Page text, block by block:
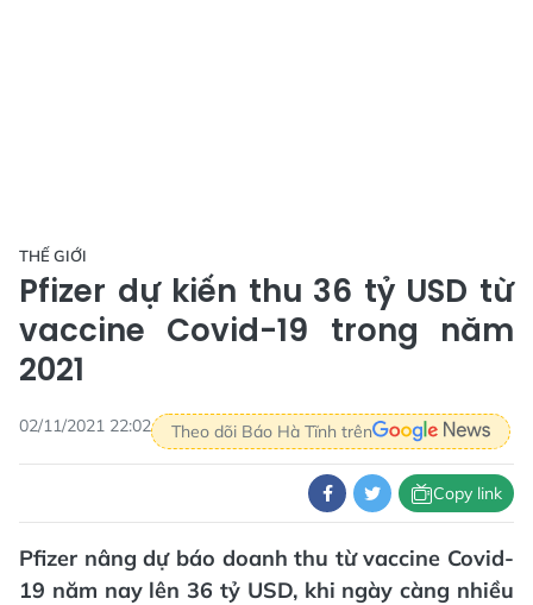
THẾ GIỚI
Pfizer dự kiến thu 36 tỷ USD từ
vaccine Covid-19 trong năm
2021
02/11/2021 22:02 Theo dõi Báo Hà Tĩnh trên
Copy link
Pfizer nâng dự báo doanh thu từ vaccine Covid-
19 năm nay lên 36 tỷ USD, khi ngày càng nhiều